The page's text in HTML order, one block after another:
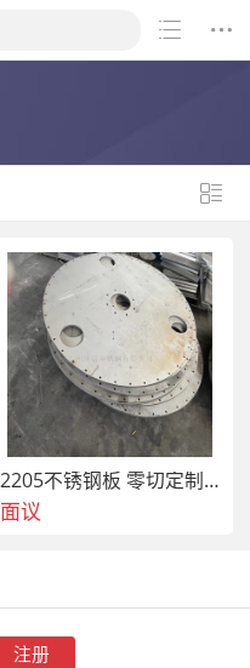
2205不锈钢板 零切定制 耐腐蚀性强
面议
注册